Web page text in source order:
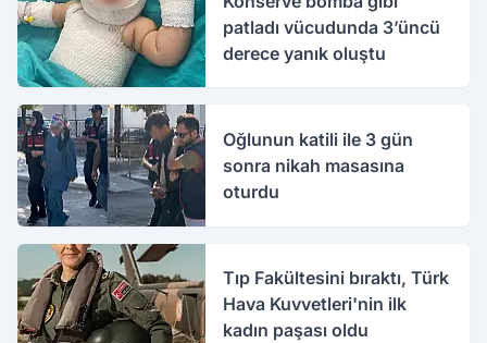
patladı vücudunda 3’üncü
derece yanık oluştu
Oğlunun katili ile 3 gün
sonra nikah masasına
oturdu
Tıp Fakültesini bıraktı, Türk
Hava Kuvvetleri'nin ilk
kadın paşası oldu